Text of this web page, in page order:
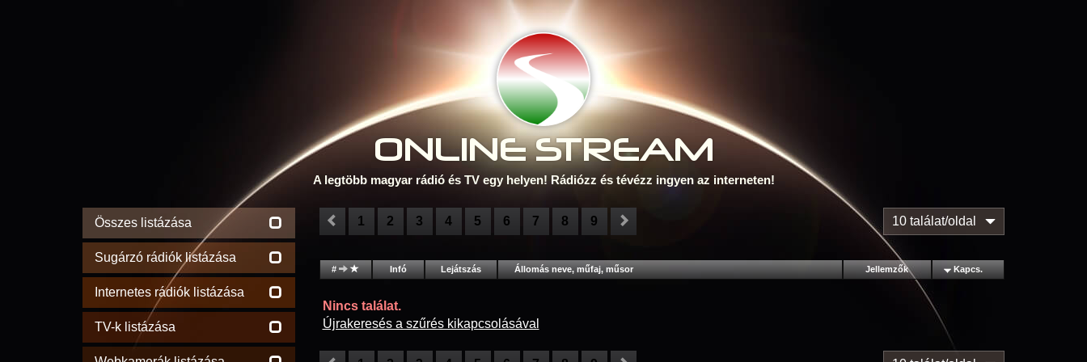
ONLINE STREAM
A legtöbb magyar rádió és TV egy helyen! Rádiózz és tévézz ingyen az interneten!
Összes listázása
Sugárzó rádiók listázása
Internetes rádiók listázása
TV-k listázása
1 2 3 4 5 6 7 8 9 10 találat/oldal
# Infó Lejátszás Állomás neve, műfaj, műsor Jellemzők Kapcs.
Nincs találat.
Újrakeresés a szűrés kikapcsolásával